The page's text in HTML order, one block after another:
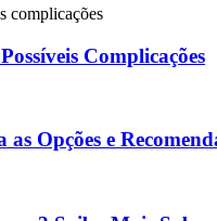
complicações
Complicações
Opções e